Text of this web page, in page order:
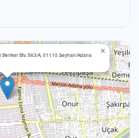
Beriker Blv. 563/A, 01110 Seyhan/Adana
×